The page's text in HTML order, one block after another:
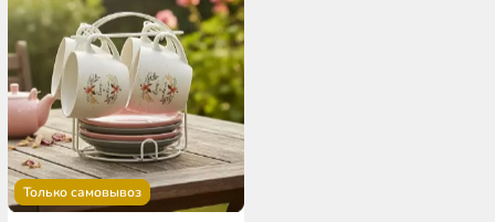
Только самовывоз